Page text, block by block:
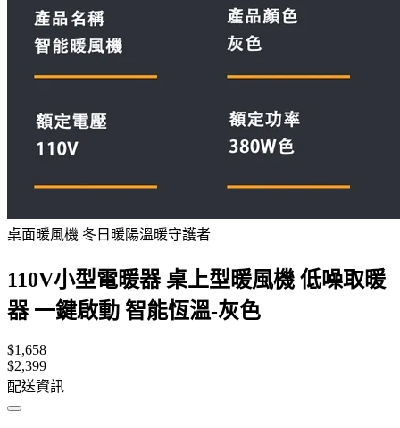
桌面暖風機 冬日暖陽溫暖守護者
110V小型電暖器 桌上型暖風機 低噪取暖
器 一鍵啟動 智能恆溫-灰色
$1,658
$2,399
配送資訊